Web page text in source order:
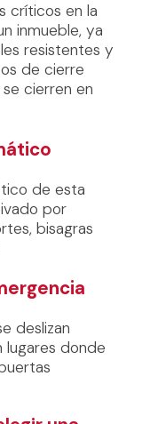
críticos en la
inmueble, ya
resistentes y
de cierre
cierren en
de esta
por
bisagras
deslizan
lugares donde